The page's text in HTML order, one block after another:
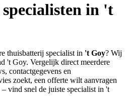
in 't
thuisbatterij specialist in 't Goy? Wij
't Goy. Vergelijk direct meerdere
contactgegevens en
zoekt, een offerte wilt aanvragen
vind snel de juiste specialist in 't